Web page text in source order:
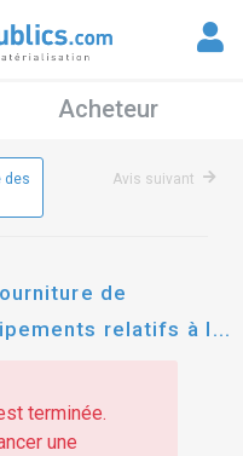
Acheteur
des
Avis suivant
de
relatifs à la
de sargasses
terminée.
une